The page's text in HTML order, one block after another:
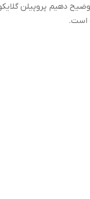
دهیم پروپیلن
است.